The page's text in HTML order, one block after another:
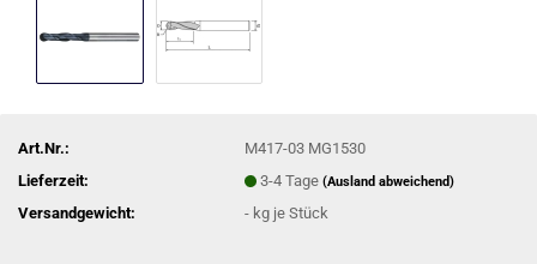
Art.Nr.:
M417-03 MG1530
Lieferzeit:
3-4 Tage(Ausland abweichend)
Versandgewicht: - kg je Stück